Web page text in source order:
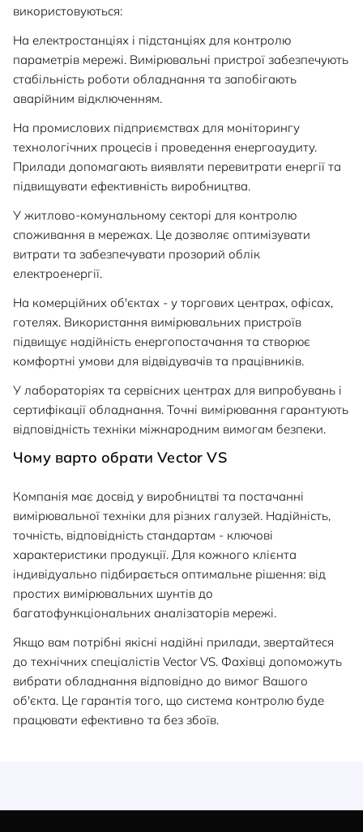
використовуються:
На електростанціях і підстанціях для контролю
параметрів мережі. Вимірювальні пристрої забезпечують
стабільність роботи обладнання та запобігають
аварійним відключенням.
На промислових підприємствах для моніторингу
технологічних процесів і проведення енергоаудиту.
Прилади допомагають виявляти перевитрати енергії та
підвищувати ефективність виробництва.
У житлово-комунальному секторі для контролю
споживання в мережах. Це дозволяє оптимізувати
витрати та забезпечувати прозорий облік
електроенергії.
На комерційних об'єктах - у торгових центрах, офісах,
готелях. Використання вимірювальних пристроїв
підвищує надійність енергопостачання та створює
комфортні умови для відвідувачів та працівників.
У лабораторіях та сервісних центрах для випробувань і
сертифікації обладнання. Точні вимірювання гарантують
відповідність техніки міжнародним вимогам безпеки.
Чому варто обрати Vector VS
Компанія має досвід у виробництві та постачанні
вимірювальної техніки для різних галузей. Надійність,
точність, відповідність стандартам - ключові
характеристики продукції. Для кожного клієнта
індивідуально підбирається оптимальне рішення: від
простих вимірювальних шунтів до
багатофункціональних аналізаторів мережі.
Якщо вам потрібні якісні надійні прилади, звертайтеся
до технічних спеціалістів Vector VS. Фахівці допоможуть
вибрати обладнання відповідно до вимог Вашого
об'єкта. Це гарантія того, що система контролю буде
працювати ефективно та без збоїв.